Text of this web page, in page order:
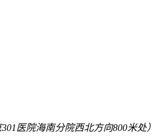
医院海南分院西北方向800米处）